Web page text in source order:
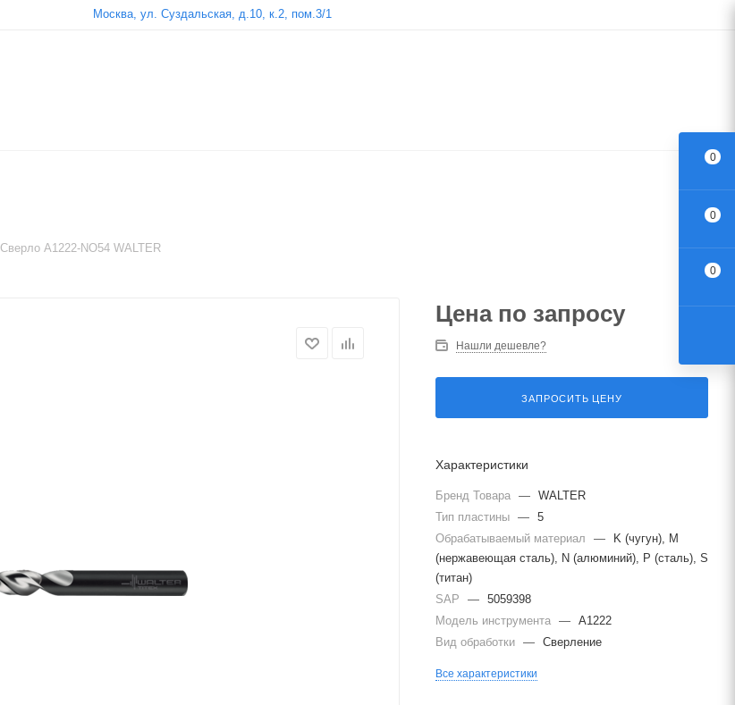
Москва, ул. Суздальская, д.10, к.2, пом.3/1
Сверло A1222-NO54 WALTER
Цена по запросу
Нашли дешевле?
ЗАПРОСИТЬ ЦЕНУ
Характеристики
Бренд Товара — WALTER
Тип пластины — 5
Обрабатываемый материал
—
K (чугун), M
(нержавеющая сталь), N (алюминий), P (сталь), S
(титан)
SAP
— 5059398
Модель инструмента — A1222
Вид обработки — Сверление
Все характеристики
0
0
0